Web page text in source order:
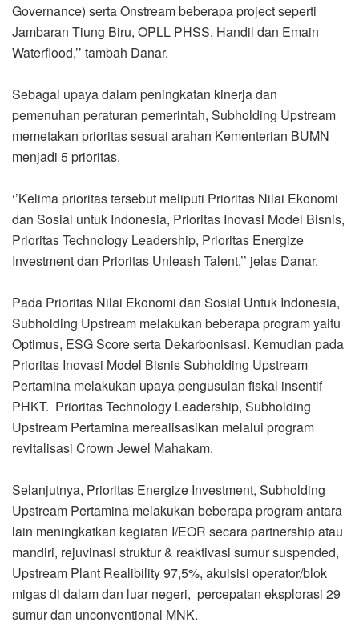
Governance) serta Onstream beberapa project seperti
Jambaran Tiung Biru, OPLL PHSS, Handil dan Emain
Waterflood,’’ tambah Danar.
Sebagai upaya dalam peningkatan kinerja dan
pemenuhan peraturan pemerintah, Subholding Upstream
memetakan prioritas sesuai arahan Kementerian BUMN
menjadi 5 prioritas.
‘’Kelima prioritas tersebut meliputi Prioritas Nilai Ekonomi
dan Sosial untuk Indonesia, Prioritas Inovasi Model Bisnis,
Prioritas Technology Leadership, Prioritas Energize
Investment dan Prioritas Unleash Talent,’’ jelas Danar.
Pada Prioritas Nilai Ekonomi dan Sosial Untuk Indonesia,
Subholding Upstream melakukan beberapa program yaitu
Optimus, ESG Score serta Dekarbonisasi. Kemudian pada
Prioritas Inovasi Model Bisnis Subholding Upstream
Pertamina melakukan upaya pengusulan fiskal insentif
PHKT. Prioritas Technology Leadership, Subholding
Upstream Pertamina merealisasikan melalui program
revitalisasi Crown Jewel Mahakam.
Selanjutnya, Prioritas Energize Investment, Subholding
Upstream Pertamina melakukan beberapa program antara
lain meningkatkan kegiatan I/EOR secara partnership atau
mandiri, rejuvinasi struktur & reaktivasi sumur suspended,
Upstream Plant Realibility 97,5%, akuisisi operator/blok
migas di dalam dan luar negeri, percepatan eksplorasi 29
sumur dan unconventional MNK.